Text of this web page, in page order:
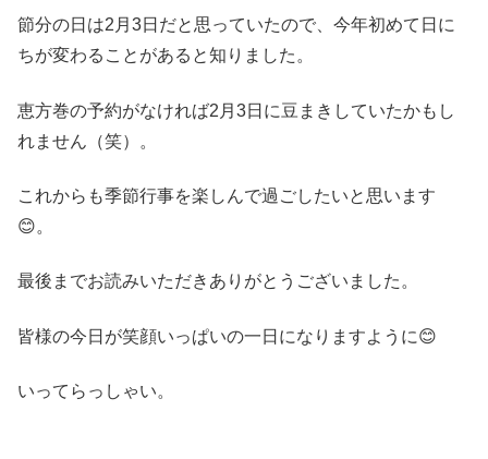
節分の日は2月3日だと思っていたので、今年初めて日に
ちが変わることがあると知りました。
恵方巻の予約がなければ2月3日に豆まきしていたかもし
れません（笑）。
これからも季節行事を楽しんで過ごしたいと思います
😊。
最後までお読みいただきありがとうございました。
皆様の今日が笑顔いっぱいの一日になりますように😊
いってらっしゃい。